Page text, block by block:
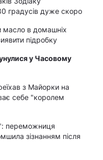
градусів дуже скоро
масло в домашніх
підробку
у Часовому
з Майорки на
себе "королем
переможниця
зізнанням після